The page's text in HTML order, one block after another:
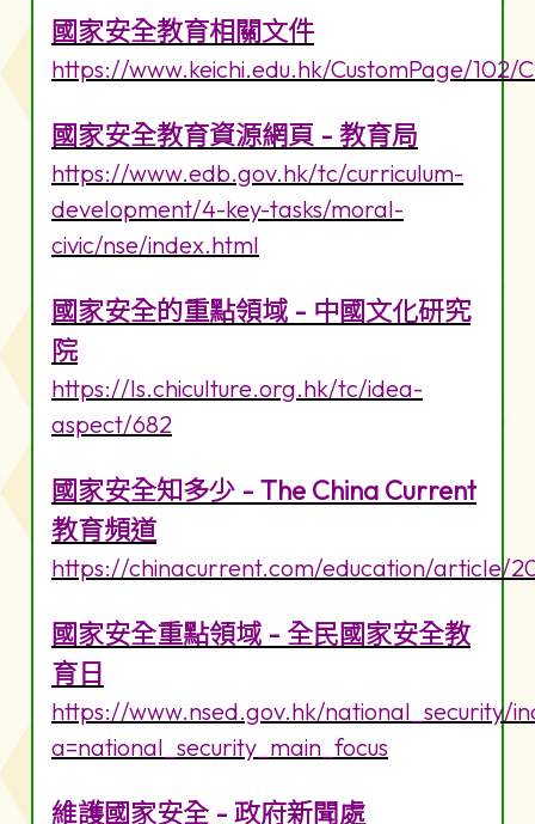
國家安全教育相關文件
https://www.keichi.edu.hk/CustomPage/102/
國家安全教育資源網頁 - 教育局
https://www.edb.gov.hk/tc/curriculum-
development/4-key-tasks/moral-
civic/nse/index.html
國家安全的重點領域 - 中國文化研究
院
https://ls.chiculture.org.hk/tc/idea-
aspect/682
國家安全知多少 - The China Current
教育頻道
https://chinacurrent.com/education/article/
國家安全重點領域 - 全民國家安全教
育日
https://www.nsed.gov.hk/national_security/
a=national_security_main_focus
維護國家安全 - 政府新聞處